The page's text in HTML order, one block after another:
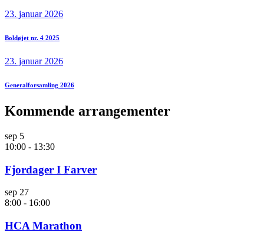
23. januar 2026
Boldøjet nr. 4 2025
23. januar 2026
Generalforsamling 2026
Kommende arrangementer
sep 5
10:00 - 13:30
Fjordager I Farver
sep 27
8:00 - 16:00
HCA Marathon